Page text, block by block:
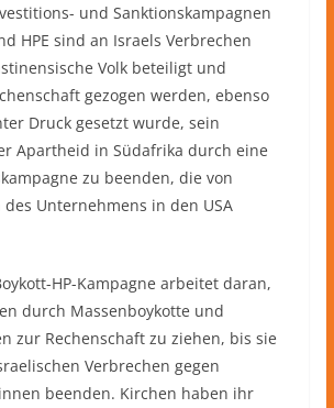
und Sanktionskampagnen
HPE sind an Israels Verbrechen
Volk beteiligt und
gezogen werden, ebenso
Druck gesetzt wurde, sein
Apartheid in Südafrika durch eine
zu beenden, die von
Unternehmens in den USA
HP-Kampagne arbeitet daran,
durch Massenboykotte und
zur Rechenschaft zu ziehen, bis sie
Verbrechen gegen
beenden. Kirchen haben ihr